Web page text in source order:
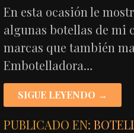
En esta ocasión le
algunas botellas de mi
marcas que también
Embotelladora…
SIGUE LEYENDO →
PUBLICADO EN: